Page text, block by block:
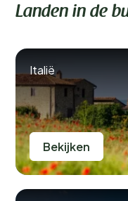
Landen in de
Italië
Bekijken